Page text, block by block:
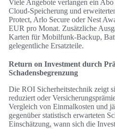
Viele Angebote verlangen ein
Cloud-Speicherung und
Protect, Arlo Secure oder Nest
EUR pro Monat. Zusätzliche
Karten für Mobilfunk-Backup,
gelegentliche Ersatzteile.
Return on Investment durch
Schadensbegrenzung
Die ROI Sicherheitstechnik zeigt
reduziert oder
Vergleich von Einmalkosten und
gegenüber statistisch erwarteten
Einschätzung, wann sich die